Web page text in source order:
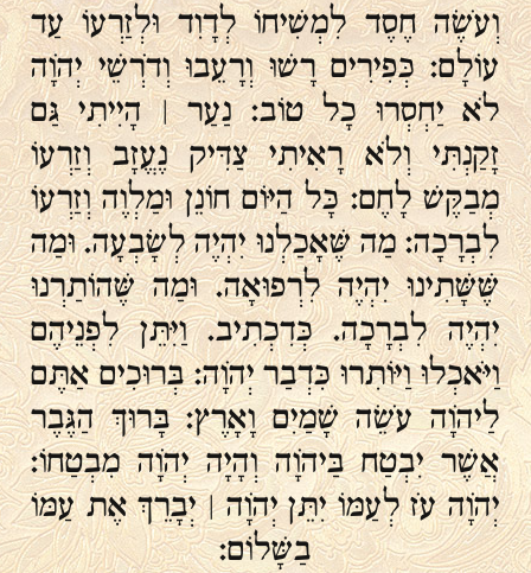
וְעֹשֶׂה חֶסֶד לִמְשִׁיחוֹ לְדָוִד וּלְזַרְעוֹ עַד
עוֹלָם: כְּפִירִים רָשׁוּ וְרָעֵבוּ וְדֹרְשֵׁי יְהֹוָה
לֹא יַחְסְרוּ כָל טוֹב: נַעַר ׀ הָיִיתִי גַּם
זָקַנְתִּי וְלֹא רָאִיתִי צַדִּיק נֶעֱזָב וְזַרְעוֹ
מְבַקֶּשׁ לָחֶם: כָּל הַיּוֹם חוֹנֵן וּמַלְוֶה וְזַרְעוֹ
לִבְרָכָה: מַה שֶּׁאָכַלְנוּ יִהְיֶה לְשָׂבְעָה. וּמַה
שֶּׁשָּׁתִינוּ יִהְיֶה לִרְפוּאָה. וּמַה שֶּׁהוֹתַרְנוּ
יִהְיֶה לִבְרָכָה. כְּדִכְתִיב. וַיִּתֵּן לִפְנֵיהֶם
וַיֹּאכְלוּ וַיּוֹתִרוּ כִּדְבַר יְהֹוָה: בְּרוּכִים אַתֶּם
לַיהֹוָה עֹשֵׂה שָׁמַיִם וָאָרֶץ: בָּרוּךְ הַגֶּבֶר
אֲשֶׁר יִבְטַח בַּיהֹוָה וְהָיָה יְהֹוָה מִבְטַחוֹ:
יְהֹוָה עֹז לְעַמּוֹ יִתֵּן יְהֹוָה ׀ יְבָרֵךְ אֶת עַמּוֹ
בַשָּׁלוֹם: